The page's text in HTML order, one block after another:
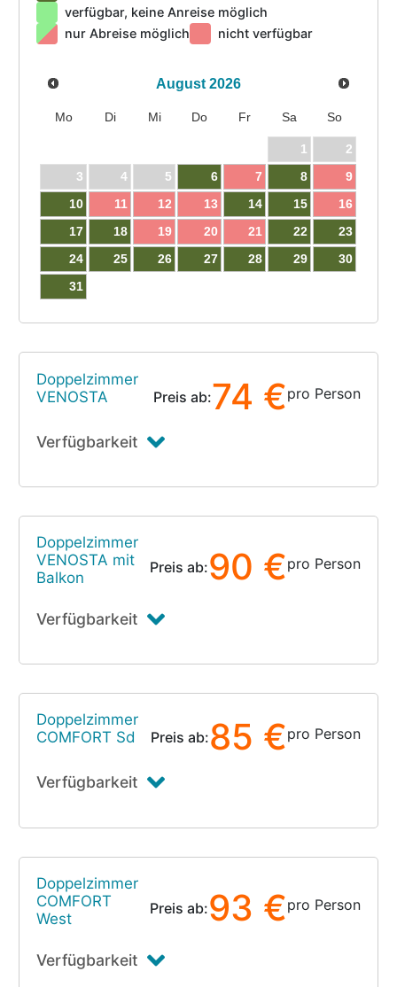
verfügbar, keine Anreise möglich
nur Abreise möglich
nicht verfügbar
August 2026
Mo Di Mi Do Fr Sa So
1
2
3
4 5 6 7 8
9
10
11 12 13 14 15
16
17
18 19 20 21 22
23
24
25 26 27 28 29
30
31
Doppelzimmer
VENOSTA
Preis ab:74 €pro Person
Verfügbarkeit
Doppelzimmer
VENOSTA mit
Balkon
Preis ab:90 €pro Person
Verfügbarkeit
Doppelzimmer
COMFORT Sd
Preis ab:85 €pro Person
Verfügbarkeit
Doppelzimmer
COMFORT
West
Preis ab:93 €pro Person
Verfügbarkeit